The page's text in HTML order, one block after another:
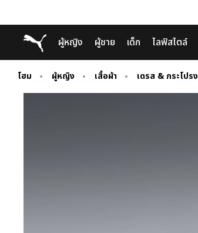
to
Main
content
to
Footer
Content
Puma โฮม
ผู้หญิง ผู้ชาย เด็ก ไลฟ์สไตล์
โฮม ผู้หญิง เสื้อผ้า เดรส & กระโปรง